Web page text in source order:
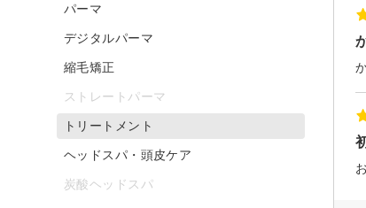
パーマ
デジタルパーマ
縮毛矯正
ストレートパーマ
トリートメント
ヘッドスパ・頭皮ケア
炭酸ヘッドスパ